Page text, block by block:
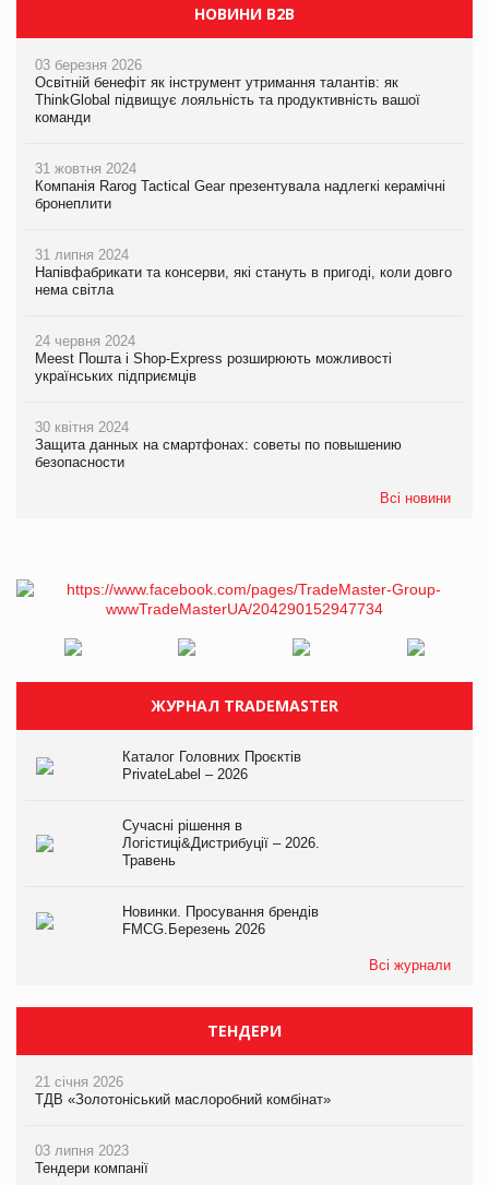
НОВИНИ B2B
03 березня 2026
Освітній бенефіт як інструмент утримання талантів: як
ThinkGlobal підвищує лояльність та продуктивність вашої
команди
31 жовтня 2024
Компанія Rarog Tactical Gear презентувала надлегкі керамічні
бронеплити
31 липня 2024
Напівфабрикати та консерви, які стануть в пригоді, коли довго
нема світла
24 червня 2024
Meest Пошта і Shop-Express розширюють можливості
українських підприємців
30 квітня 2024
Защита данных на смартфонах: советы по повышению
безопасности
Всі новини
ЖУРНАЛ TRADEMASTER
Каталог Головних Проєктів
PrivateLabel – 2026
Сучасні рішення в
Логістиці&Дистрибуції – 2026.
Травень
Новинки. Просування брендів
FMCG.Березень 2026
Всі журнали
ТЕНДЕРИ
21 січня 2026
ТДВ «Золотоніський маслоробний комбінат»
03 липня 2023
Тендери компанії